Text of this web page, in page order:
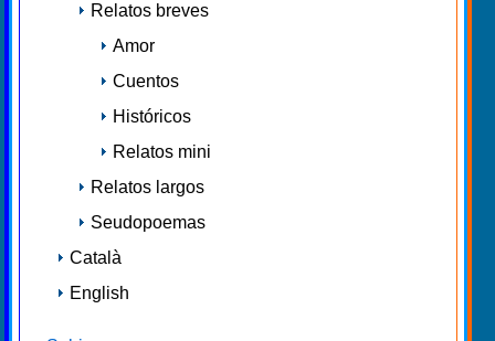
Relatos breves
Amor
Cuentos
Históricos
Relatos mini
Relatos largos
Seudopoemas
Català
English